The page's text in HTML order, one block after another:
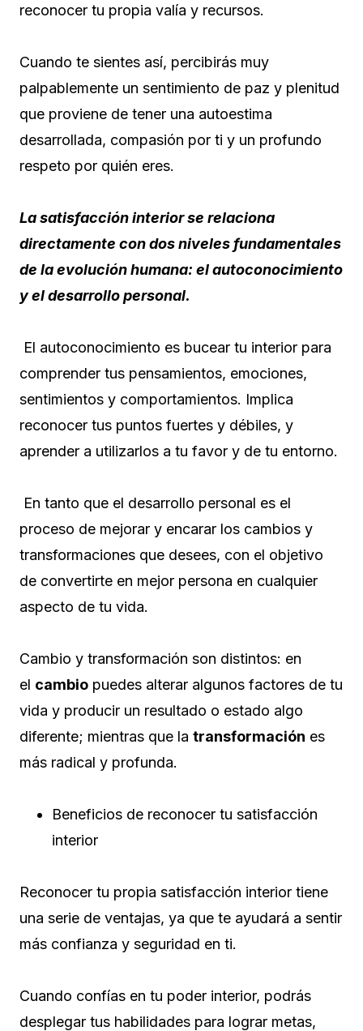
reconocer tu propia valía y recursos.
Cuando te sientes así, percibirás muy
palpablemente un sentimiento de paz y plenitud
que proviene de tener una autoestima
desarrollada, compasión por ti y un profundo
respeto por quién eres.
La satisfacción interior se relaciona
directamente con dos niveles fundamentales
de la evolución humana: el autoconocimiento
y el desarrollo personal.
El autoconocimiento es bucear tu interior para
comprender tus pensamientos, emociones,
sentimientos y comportamientos. Implica
reconocer tus puntos fuertes y débiles, y
aprender a utilizarlos a tu favor y de tu entorno.
En tanto que el desarrollo personal es el
proceso de mejorar y encarar los cambios y
transformaciones que desees, con el objetivo
de convertirte en mejor persona en cualquier
aspecto de tu vida.
Cambio y transformación son distintos: en
el cambio puedes alterar algunos factores de tu
vida y producir un resultado o estado algo
diferente; mientras que la transformación es
más radical y profunda.
Beneficios de reconocer tu satisfacción
interior
Reconocer tu propia satisfacción interior tiene
una serie de ventajas, ya que te ayudará a sentir
más confianza y seguridad en ti.
Cuando confías en tu poder interior, podrás
desplegar tus habilidades para lograr metas,